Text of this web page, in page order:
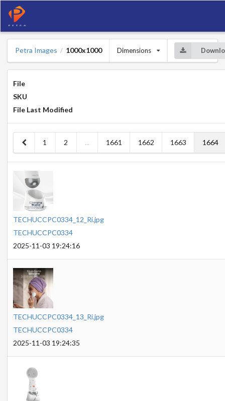
Petra Images / 1000x1000 Dimensions
File
SKU
File Last Modified
1 2 ... 1661 1662 1663 1664
TECHUCCPC0334_12_Ri.jpg
TECHUCCPC0334
2025-11-03 19:24:16
TECHUCCPC0334_13_Ri.jpg
TECHUCCPC0334
2025-11-03 19:24:35